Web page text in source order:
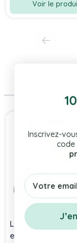
Voir le
Little Bikloon
en bois dès 2 ans,
Inscrivez-
code
Email